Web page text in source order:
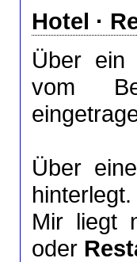
Hotel ·
Über
vom
Über
hinterlegt.
Mir liegt
oder